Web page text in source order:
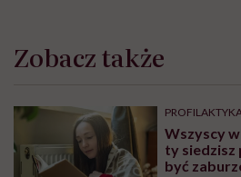
Zobacz także
Wszyscy
ty siedzisz
być